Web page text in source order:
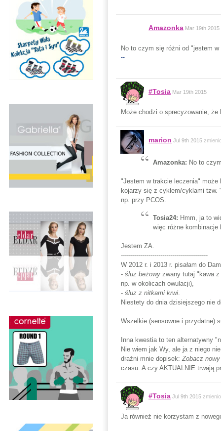
Amazonka Mar 19th 2015
No to czym się różni od "jestem
--
#Tosia Mar 19th 2015
Może chodzi o sprecyzowanie,
marion Jul 9th 2015
Amazonka: No to
"Jestem w trakcie leczenia" może
kojarzy się z cyklem/cyklami tzw.
np. przy PCOS.
Tosia24: Hmm, ja to
więc różne kombinacje
Jestem ZA.
--------------------------------------------
W 2012 r. i 2013 r. pisałam do
- śluz beżowy zwany tutaj "kawa
np. w okolicach owulacji),
- śluz z nitkami krwi.
Niestety do dnia dzisiejszego nie
Wszelkie (sensowne i przydatne)
Inna kwestia to ten alternatywny
Nie wiem jak Wy, ale ja z niego
drażni mnie dopisek:Zobacz
czasu. A czy AKTUALNIE trwają
#Tosia Jul 9th 2015
Ja również nie korzystam z